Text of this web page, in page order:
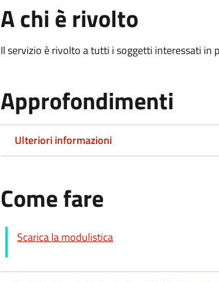
A chi è rivolto
Il servizio è rivolto a tutti i soggetti interessati in
Approfondimenti
Ulteriori informazioni
Come fare
Scarica la modulistica